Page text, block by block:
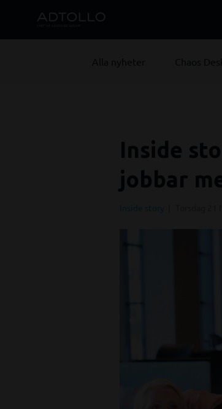
Inside
jobbar
Inside story